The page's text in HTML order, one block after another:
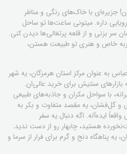
جزیره‌ای با خاک‌های رنگی و مناظر
داره. میتونی ساعت‌ها تو ساحل
سر بزنی و از قلعه پرتغالی‌ها دیدن کنی.
خاص و هنری تو طبیعت هستن،
به عنوان مرکز استان هرمزگان، یه شهر
سنتیش برای خرید عالی‌ان.
با سواحل مکران و جاذبه‌های طبیعی
یه مقصد متفاوت و بکر به
ایده‌آله. اگه دنبال یه سفر
هستید، چابهار رو از دست ندید.
یه پناهگاه دنج و گرم برای فرار از سرما و